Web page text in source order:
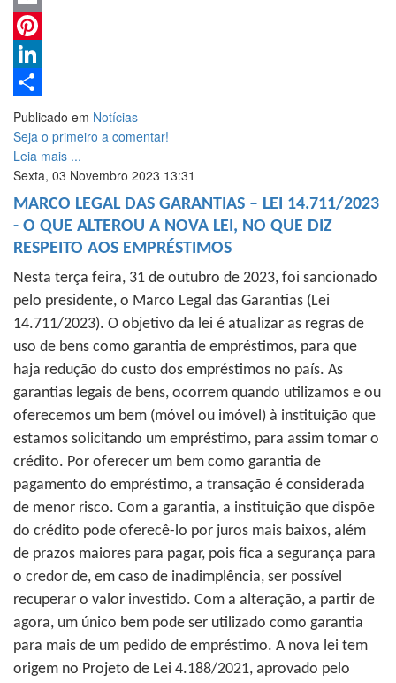
Email
Pinterest
LinkedIn
Share
Publicado em Notícias
Seja o primeiro a comentar!
Leia mais ...
Sexta, 03 Novembro 2023 13:31
MARCO LEGAL DAS GARANTIAS – LEI 14.711/2023
- O QUE ALTEROU A NOVA LEI, NO QUE DIZ
RESPEITO AOS EMPRÉSTIMOS
Nesta terça feira, 31 de outubro de 2023, foi sancionado
pelo presidente, o Marco Legal das Garantias (Lei
14.711/2023). O objetivo da lei é atualizar as regras de
uso de bens como garantia de empréstimos, para que
haja redução do custo dos empréstimos no país. As
garantias legais de bens, ocorrem quando utilizamos e ou
oferecemos um bem (móvel ou imóvel) à instituição que
estamos solicitando um empréstimo, para assim tomar o
crédito. Por oferecer um bem como garantia de
pagamento do empréstimo, a transação é considerada
de menor risco. Com a garantia, a instituição que dispõe
do crédito pode oferecê-lo por juros mais baixos, além
de prazos maiores para pagar, pois fica a segurança para
o credor de, em caso de inadimplência, ser possível
recuperar o valor investido. Com a alteração, a partir de
agora, um único bem pode ser utilizado como garantia
para mais de um pedido de empréstimo. A nova lei tem
origem no Projeto de Lei 4.188/2021, aprovado pelo